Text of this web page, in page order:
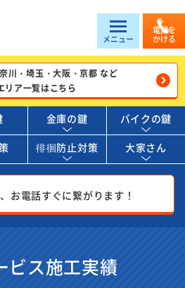
メニュー
電話を
かける
川・埼玉・大阪・京都 など
リア一覧はこちら
金庫の鍵 バイクの鍵
徘徊防止対策 大家さん
お電話すぐに繋がります！
ビス施工実績